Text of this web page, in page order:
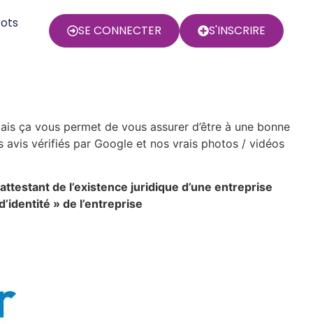
SE CONNECTER S'INSCRIRE
ça vous permet de vous assurer d’être à une bonne
avis vérifiés par Google et nos vrais photos / vidéos
de l’existence juridique d’une entreprise
» de l’entreprise